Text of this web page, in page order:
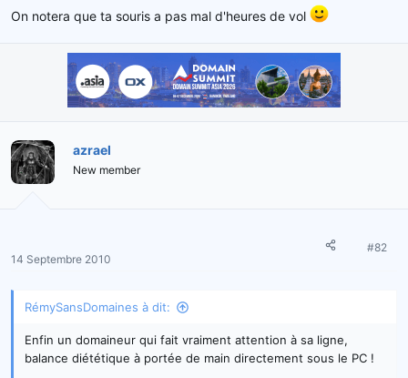
On notera que ta souris a pas mal d'heures de vol
azrael
New member
14 Septembre 2010
#82
RémySansDomaines à dit:
Enfin un domaineur qui fait vraiment attention à sa ligne,
balance diététique à portée de main directement sous le PC !